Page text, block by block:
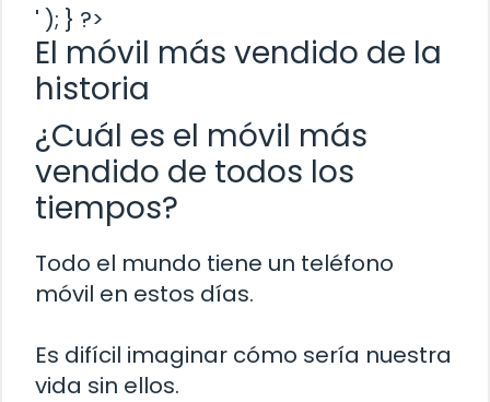
' ); } ?>
El móvil más vendido de la
historia
¿Cuál es el móvil más
vendido de todos los
tiempos?
Todo el mundo tiene un teléfono
móvil en estos días.
Es difícil imaginar cómo sería nuestra
vida sin ellos.